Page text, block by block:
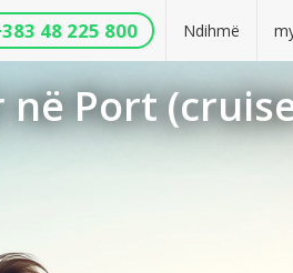
Ndihmë
48 225 800
Port